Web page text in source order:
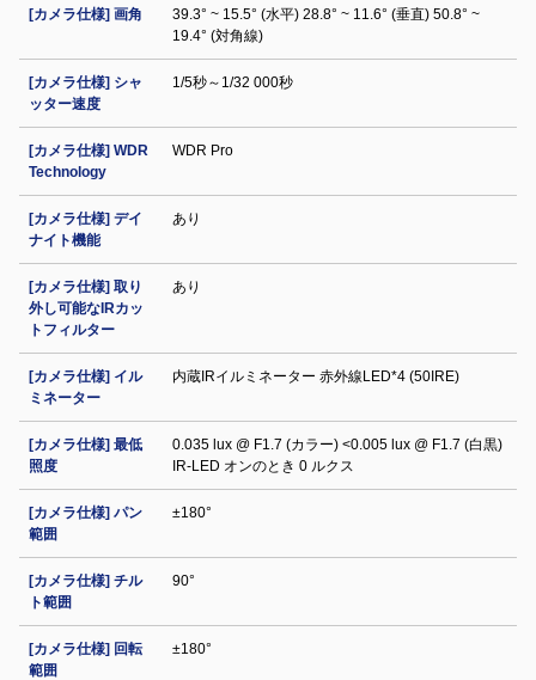
[カメラ仕様] 画角
39.3° ~ 15.5° (水平) 28.8° ~ 11.6° (垂直) 50.8° ~
19.4° (対角線)
[カメラ仕様] シャ
ッター速度
1/5秒～1/32 000秒
[カメラ仕様] WDR
Technology
WDR Pro
[カメラ仕様] デイ
ナイト機能
あり
[カメラ仕様] 取り
外し可能なIRカッ
トフィルター
あり
[カメラ仕様] イル
ミネーター
内蔵IRイルミネーター 赤外線LED*4 (50IRE)
[カメラ仕様] 最低
照度
0.035 lux @ F1.7 (カラー) <0.005 lux @ F1.7 (白黒)
IR‐LED オンのとき 0 ルクス
[カメラ仕様] パン
範囲
±180°
[カメラ仕様] チル
ト範囲
90°
[カメラ仕様] 回転
範囲
±180°